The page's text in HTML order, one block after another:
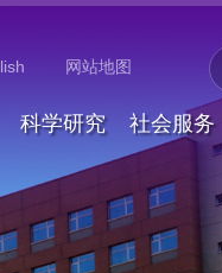
网站地图
科学研究 社会服务